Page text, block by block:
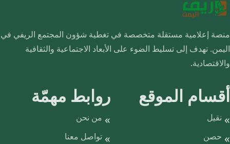
منصة إعلامية مستقلة متخصصة في تغطية شؤون المجتمع الريفي في
اليمن. تهدف إلى تسليط الضوء على الأبعاد الاجتماعية والثقافية
والاقتصادية.
أقسام الموقع
نقيل
حصن
روابط مهمّة
من نحن
تواصل معنا